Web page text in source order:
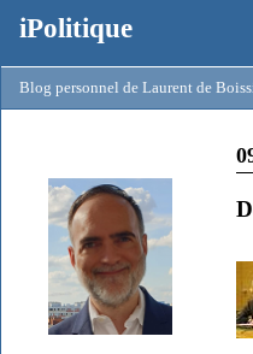
iPolitique
Blog personnel de Laurent de